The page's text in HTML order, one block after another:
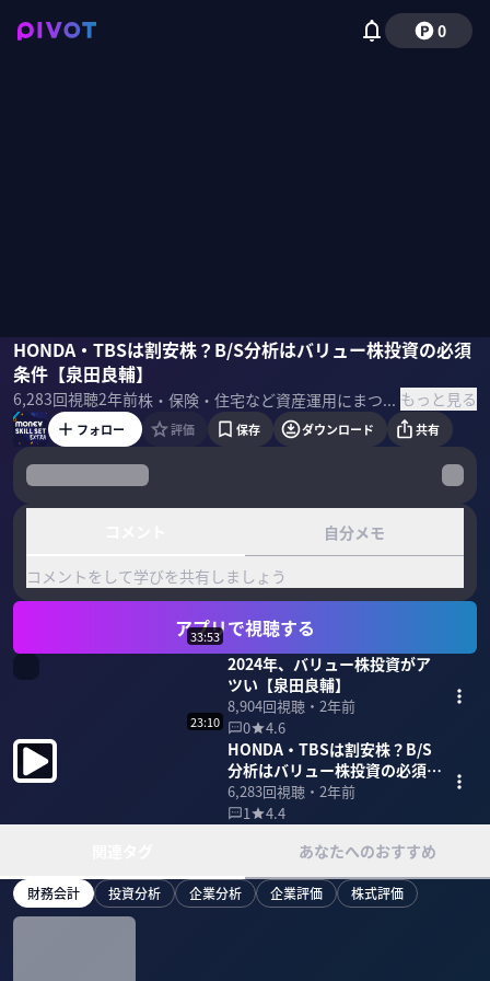
0
HONDA・TBSは割安株？B/S分析はバリュー株投資の必須
条件【泉田良輔】
6,283回視聴2年前 株・保険・住宅など資産運用にまつわるスキルセットを一流のプロの講義を受けて学ぶMONEY SKILL SETの応用編。今回はPBR1倍割れなど注目浴びるバリュー株の見極め方について泉田良輔氏に学ぶ ＜ゲスト＞ 泉田良輔（モニクル取締役／元フィデリティ投信アナリスト） もっと見る
泉田良輔 国山ハセン
フォロー 評価 保存 ダウンロード 共有
自分メモ
コメントをして学びを共有しましょう
アプリで視聴する
33:53
2024年、バリュー株投資がア
ツい【泉田良輔】
8,904回視聴・ 2年前
0
4.6
23:10
HONDA・TBSは割安株？B/S
分析はバリュー株投資の必須条
件【泉田良輔】
6,283回視聴・ 2年前
1
4.4
あなたへのおすすめ
財務会計 投資分析 企業分析 企業評価 株式評価